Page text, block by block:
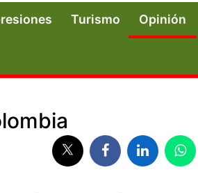
Turismo Opinión